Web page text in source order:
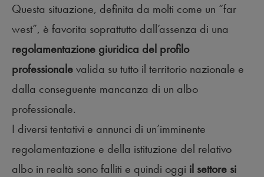
Questa situazione, definita da molti come un “far
west”, è favorita soprattutto dall’assenza di una
regolamentazione giuridica del profilo
professionalevalida su tutto il territorio nazionale e
dalla conseguente mancanza di un albo
professionale.
I diversi tentativi e annunci di un’imminente
regolamentazione e della istituzione del relativo
albo in realtà sono falliti e quindi oggi il settore si